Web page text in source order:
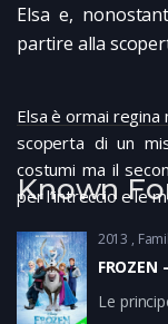
Elsa e,
partire alla
Elsa è ormai regina
scoperta di un
costumi ma il
per l’intreccio e le
Known
2013
FROZEN
Le